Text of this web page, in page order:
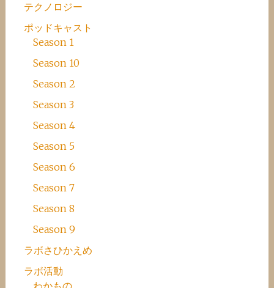
テクノロジー
ポッドキャスト
Season 1
Season 10
Season 2
Season 3
Season 4
Season 5
Season 6
Season 7
Season 8
Season 9
ラボさひかえめ
ラボ活動
わかもの